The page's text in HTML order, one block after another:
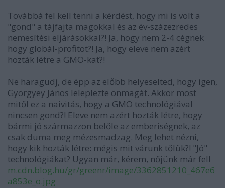
Továbbá fel kell tenni a kérdést, hogy mi is volt a
"gond" a tájfajta magokkal és az év-százezredes
nemesítési eljárásokkal?! Ja, hogy nem 2-4 cégnek
hogy globál-profitot?! Ja, hogy eleve nem azért
hozták létre a GMO-kat?!
Ne haragudj, de épp az előbb helyeselted, hogy igen,
Györgyey János leleplezte önmagát. Akkor most
mitől ez a naivitás, hogy a GMO technológiával
nincsen gond?! Eleve nem azért hozták létre, hogy
bármi jó származzon belőle az emberiségnek, az
csak duma meg mézesmadzag. Meg lehet nézni,
hogy kik hozták létre: mégis mit várunk tőlük?! "Jó"
technológiákat? Ugyan már, kérem, nőjünk már fel!
m.cdn.blog.hu/gr/greenr/image/3362851210_467e6
a853e_o.jpg